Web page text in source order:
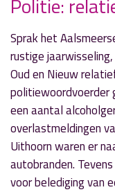
« Vorig
2 januari
»
4 januari
Sprak het
rustige
Oud en Nieuw
politiewoordvoerder
een aantal
overlastmeldingen
Uithoorn waren er
autobranden.
voor belediging van